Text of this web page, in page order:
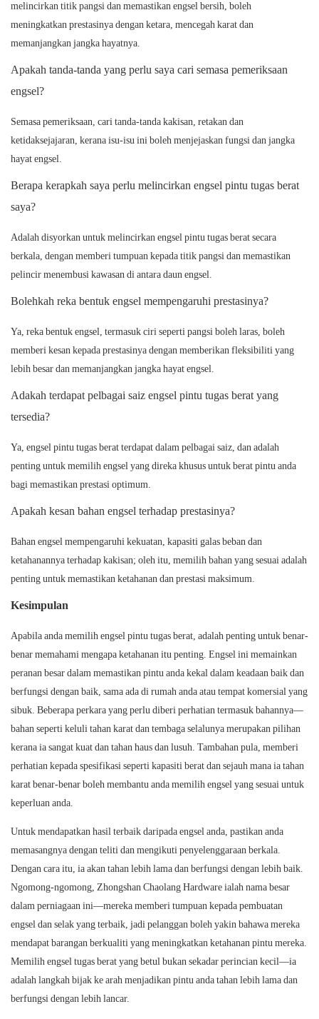
melincirkan titik pangsi dan memastikan engsel bersih, boleh
meningkatkan prestasinya dengan ketara, mencegah karat dan
memanjangkan jangka hayatnya.
Apakah tanda-tanda yang perlu saya cari semasa pemeriksaan
engsel?
Semasa pemeriksaan, cari tanda-tanda kakisan, retakan dan
ketidaksejajaran, kerana isu-isu ini boleh menjejaskan fungsi dan jangka
hayat engsel.
Berapa kerapkah saya perlu melincirkan engsel pintu tugas berat
saya?
Adalah disyorkan untuk melincirkan engsel pintu tugas berat secara
berkala, dengan memberi tumpuan kepada titik pangsi dan memastikan
pelincir menembusi kawasan di antara daun engsel.
Bolehkah reka bentuk engsel mempengaruhi prestasinya?
Ya, reka bentuk engsel, termasuk ciri seperti pangsi boleh laras, boleh
memberi kesan kepada prestasinya dengan memberikan fleksibiliti yang
lebih besar dan memanjangkan jangka hayat engsel.
Adakah terdapat pelbagai saiz engsel pintu tugas berat yang
tersedia?
Ya, engsel pintu tugas berat terdapat dalam pelbagai saiz, dan adalah
penting untuk memilih engsel yang direka khusus untuk berat pintu anda
bagi memastikan prestasi optimum.
Apakah kesan bahan engsel terhadap prestasinya?
Bahan engsel mempengaruhi kekuatan, kapasiti galas beban dan
ketahanannya terhadap kakisan; oleh itu, memilih bahan yang sesuai adalah
penting untuk memastikan ketahanan dan prestasi maksimum.
Kesimpulan
Apabila anda memilih engsel pintu tugas berat, adalah penting untuk benar-
benar memahami mengapa ketahanan itu penting. Engsel ini memainkan
peranan besar dalam memastikan pintu anda kekal dalam keadaan baik dan
berfungsi dengan baik, sama ada di rumah anda atau tempat komersial yang
sibuk. Beberapa perkara yang perlu diberi perhatian termasuk bahannya—
bahan seperti keluli tahan karat dan tembaga selalunya merupakan pilihan
kerana ia sangat kuat dan tahan haus dan lusuh. Tambahan pula, memberi
perhatian kepada spesifikasi seperti kapasiti berat dan sejauh mana ia tahan
karat benar-benar boleh membantu anda memilih engsel yang sesuai untuk
keperluan anda.
Untuk mendapatkan hasil terbaik daripada engsel anda, pastikan anda
memasangnya dengan teliti dan mengikuti penyelenggaraan berkala.
Dengan cara itu, ia akan tahan lebih lama dan berfungsi dengan lebih baik.
Ngomong-ngomong, Zhongshan Chaolang Hardware ialah nama besar
dalam perniagaan ini—mereka memberi tumpuan kepada pembuatan
engsel dan selak yang terbaik, jadi pelanggan boleh yakin bahawa mereka
mendapat barangan berkualiti yang meningkatkan ketahanan pintu mereka.
Memilih engsel tugas berat yang betul bukan sekadar perincian kecil—ia
adalah langkah bijak ke arah menjadikan pintu anda tahan lebih lama dan
berfungsi dengan lebih lancar.